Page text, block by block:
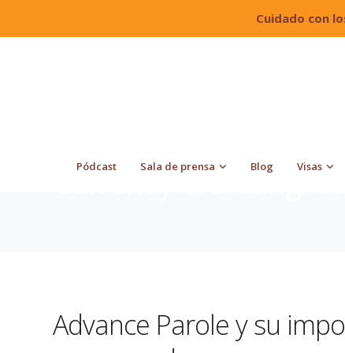
Cuidado con
Pódcast Sala de prensa Blog Visas
Currently browsing:
Advance Parole y su